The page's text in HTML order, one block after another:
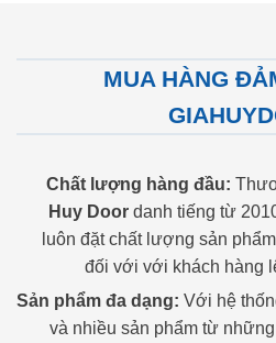
MUA HÀNG
Chất lượng hàng đầu:
Huy Door danh tiếng từ
luôn đặt chất lượng sản
đối với với khách hàng
Sản phẩm đa dạng: Với hệ
và nhiều sản phẩm từ